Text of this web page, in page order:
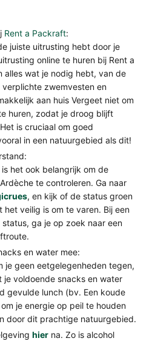
Rent a Packraft:
juiste uitrusting hebt door je
online te huren bij Rent a
alles wat je nodig hebt, van de
zwemvesten en
aan huis Vergeet niet om
huren, zodat je droog blijft
is cruciaal om goed
in een natuurgebied als dit!
het ook belangrijk om de
te controleren. Ga naar
, en kijk of de status groen
veilig is om te varen. Bij een
ga je op zoek naar een
en water mee:
je geen eetgelegenheden tegen,
voldoende snacks en water
gevulde lunch (bv. Een koude
je energie op peil te houden
door dit prachtige natuurgebied.
hier na. Zo is alcohol